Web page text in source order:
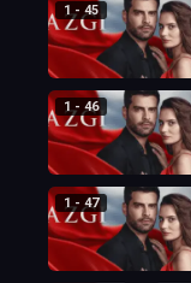
1 - 45
1 - 46
1 - 47